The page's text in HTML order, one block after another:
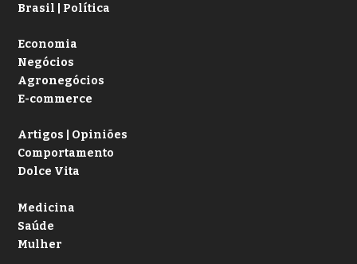
Brasil | Política
Economia
Negócios
Agronegócios
E-commerce
Artigos | Opiniões
Comportamento
Dolce Vita
Medicina
Saúde
Mulher